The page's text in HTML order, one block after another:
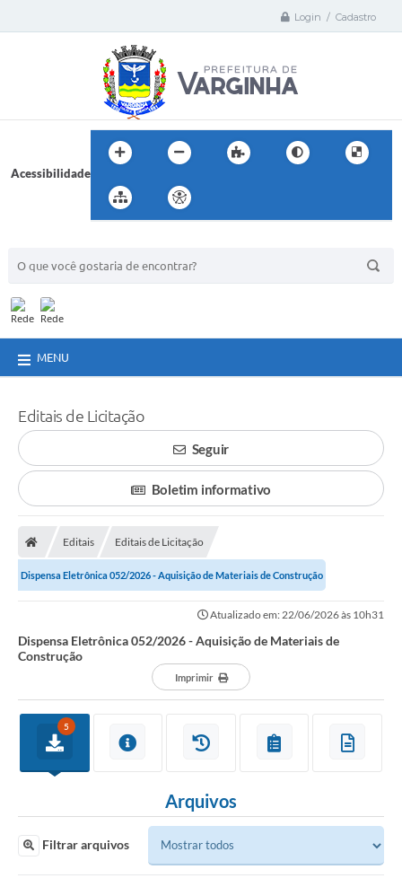
Login / Cadastro
Acessibilidade
MENU
Editais de Licitação
Seguir
Boletim informativo
Editais Editais de Licitação
Dispensa Eletrônica 052/2026 - Aquisição de Materiais de Construção
Atualizado em: 22/06/2026 às 10h31
Dispensa Eletrônica 052/2026 - Aquisição de Materiais de
Construção
Imprimir
5
Arquivos
Filtrar arquivos